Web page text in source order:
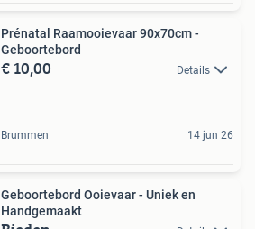
Prénatal Raamooievaar 90x70cm -
Geboortebord
€ 10,00 Details
Brummen 14 jun 26
Geboortebord Ooievaar - Uniek en
Handgemaakt